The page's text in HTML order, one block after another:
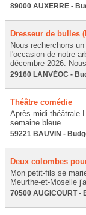
89000 AUXERRE -
Dresseur de bulles
Nous recherchons
l'occasion de notre
décembre 2026.
29160 LANVÉOC -
Théâtre comédie
Après-midi théâtrale
semaine bleue
59221 BAUVIN -
Deux colombes
Mon petit-fils se
Meurthe-et-Moselle
70500 AUGICOURT -